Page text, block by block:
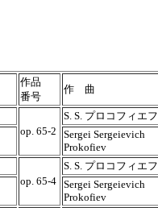
作品
番号
作 曲
op. 65-2
S. S. プロコフィエフ
Sergei Sergeievich
Prokofiev
op. 65-4
S. S. プロコフィエフ
Sergei Sergeievich
Prokofiev